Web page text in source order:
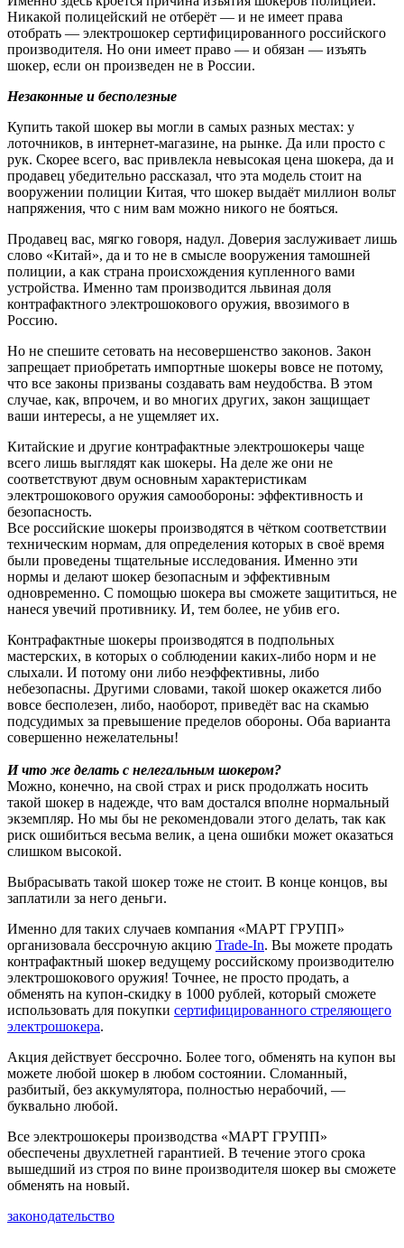
Никакой полицейский не отберёт — и не имеет права
отобрать — электрошокер сертифицированного российского
производителя. Но они имеет право — и обязан — изъять
шокер, если он произведен не в России.
Незаконные и бесполезные
Купить такой шокер вы могли в самых разных местах: у
лоточников, в интернет-магазине, на рынке. Да или просто с
рук. Скорее всего, вас привлекла невысокая цена шокера, да и
продавец убедительно рассказал, что эта модель стоит на
вооружении полиции Китая, что шокер выдаёт миллион вольт
напряжения, что с ним вам можно никого не бояться.
Продавец вас, мягко говоря, надул. Доверия заслуживает лишь
слово «Китай», да и то не в смысле вооружения тамошней
полиции, а как страна происхождения купленного вами
устройства. Именно там производится львиная доля
контрафактного электрошокового оружия, ввозимого в
Россию.
Но не спешите сетовать на несовершенство законов. Закон
запрещает приобретать импортные шокеры вовсе не потому,
что все законы призваны создавать вам неудобства. В этом
случае, как, впрочем, и во многих других, закон защищает
ваши интересы, а не ущемляет их.
Китайские и другие контрафактные электрошокеры чаще
всего лишь выглядят как шокеры. На деле же они не
соответствуют двум основным характеристикам
электрошокового оружия самообороны: эффективность и
безопасность.
Все российские шокеры производятся в чётком соответствии
техническим нормам, для определения которых в своё время
были проведены тщательные исследования. Именно эти
нормы и делают шокер безопасным и эффективным
одновременно. С помощью шокера вы сможете защититься, не
нанеся увечий противнику. И, тем более, не убив его.
Контрафактные шокеры производятся в подпольных
мастерских, в которых о соблюдении каких-либо норм и не
слыхали. И потому они либо неэффективны, либо
небезопасны. Другими словами, такой шокер окажется либо
вовсе бесполезен, либо, наоборот, приведёт вас на скамью
подсудимых за превышение пределов обороны. Оба варианта
совершенно нежелательны!
И что же делать с нелегальным шокером?
Можно, конечно, на свой страх и риск продолжать носить
такой шокер в надежде, что вам достался вполне нормальный
экземпляр. Но мы бы не рекомендовали этого делать, так как
риск ошибиться весьма велик, а цена ошибки может оказаться
слишком высокой.
Выбрасывать такой шокер тоже не стоит. В конце концов, вы
заплатили за него деньги.
Именно для таких случаев компания «МАРТ ГРУПП»
организовала бессрочную акцию Trade-In. Вы можете продать
контрафактный шокер ведущему российскому производителю
электрошокового оружия! Точнее, не просто продать, а
обменять на купон-скидку в 1000 рублей, который сможете
использовать для покупки сертифицированного стреляющего
электрошокера.
Акция действует бессрочно. Более того, обменять на купон вы
можете любой шокер в любом состоянии. Сломанный,
разбитый, без аккумулятора, полностью нерабочий, —
буквально любой.
Все электрошокеры производства «МАРТ ГРУПП»
обеспечены двухлетней гарантией. В течение этого срока
вышедший из строя по вине производителя шокер вы сможете
обменять на новый.
законодательство